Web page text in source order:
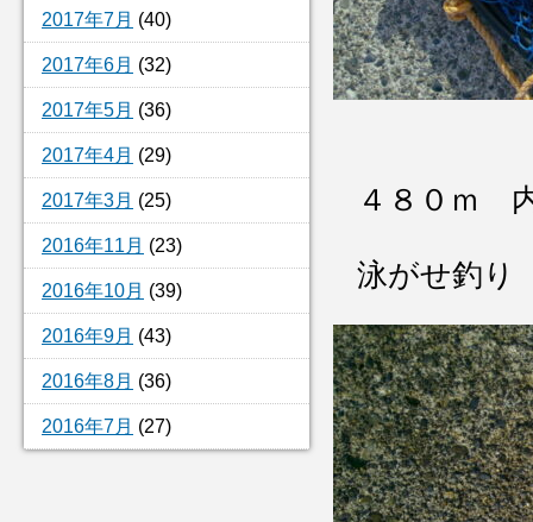
2017年7月 (40)
2017年6月 (32)
2017年5月 (36)
2017年4月 (29)
2017年3月 (25)
2016年11月 (23)
2016年10月 (39)
2016年9月 (43)
2016年8月 (36)
2016年7月 (27)
４８０ｍ
泳がせ釣り